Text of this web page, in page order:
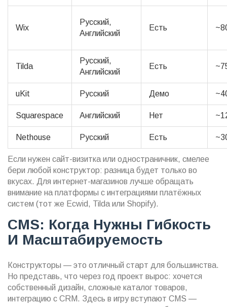
Wix
Русский,
Английский
Есть
Tilda
Русский,
Английский
Есть
uKit Русский Демо
Squarespace Английский Нет
Nethouse Русский Есть
Если нужен сайт-визитка или одностраничник, смелее
бери любой конструктор: разница будет только во
вкусах. Для интернет-магазинов лучше обращать
внимание на платформы с интеграциями платёжных
систем (тот же Ecwid, Tilda или Shopify).
CMS: Когда Нужны Гибкость
И Масштабируемость
Конструкторы — это отличный старт для большинства.
Но представь, что через год проект вырос: хочется
собственный дизайн, сложные каталог товаров,
интеграцию с CRM. Здесь в игру вступают CMS —